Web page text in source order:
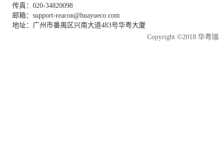
传真：020-34820098
邮箱：support-reacon@huayueco.com
地址：广州市番禺区兴南大道483号华粤大厦
Copyright ©2018 华粤